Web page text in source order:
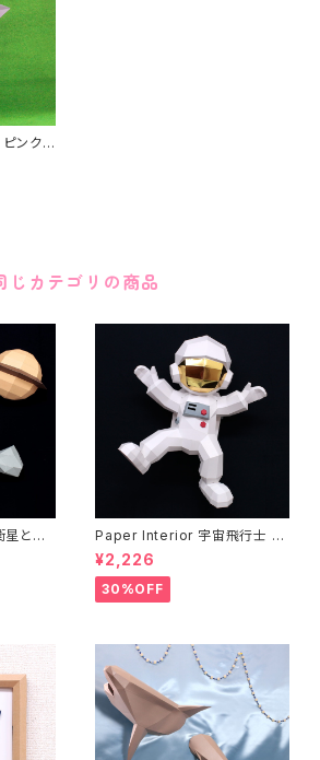
ンク
じカテゴリの商品
と惑
Paper Interior 宇宙飛行士 s
paceman
¥2,226
30%OFF